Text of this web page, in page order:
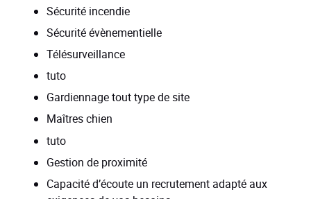
Sécurité incendie
Sécurité évènementielle
Télésurveillance
tuto
Gardiennage tout type de site
Maîtres chien
tuto
Gestion de proximité
Capacité d’écoute un recrutement adapté aux